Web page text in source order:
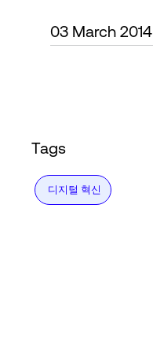
03 March 2014
Tags
디지털 혁신